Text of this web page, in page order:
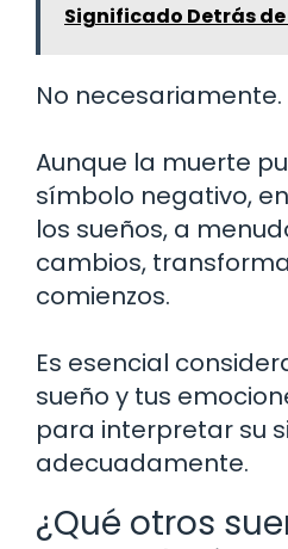
Significado Detrás de
No necesariamente.
Aunque la muerte
símbolo negativo,
los sueños, a
cambios,
comienzos.
Es esencial
sueño y tus
para interpretar su
adecuadamente.
¿Qué otros